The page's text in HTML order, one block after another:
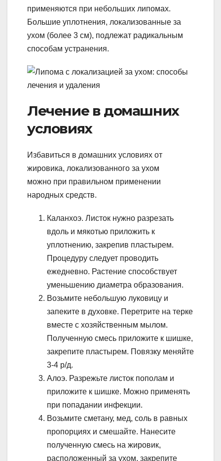
применяются при небольших липомах.
Большие уплотнения, локализованные за
ухом (более 3 см), подлежат радикальным
способам устранения.
Лечение в домашних
условиях
Избавиться в домашних условиях от
жировика, локализованного за ухом
можно при правильном применении
народных средств.
Каланхоэ. Листок нужно разрезать
вдоль и мякотью приложить к
уплотнению, закрепив пластырем.
Процедуру следует проводить
ежедневно. Растение способствует
уменьшению диаметра образования.
Возьмите небольшую луковицу и
запеките в духовке. Перетрите на терке
вместе с хозяйственным мылом.
Полученную смесь приложите к шишке,
закрепите пластырем. Повязку меняйте
3-4 р/д.
Алоэ. Разрежьте листок пополам и
приложите к шишке. Можно применять
при попадании инфекции.
Возьмите сметану, мед, соль в равных
пропорциях и смешайте. Нанесите
полученную смесь на жировик,
расположенный за ухом, закрепите